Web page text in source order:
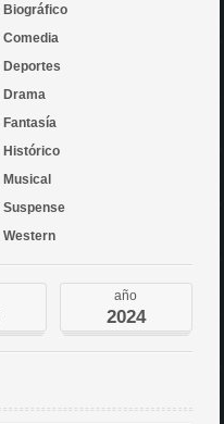
Biográfico
Comedia
Deportes
Drama
Fantasía
Histórico
Musical
Suspense
Western
año
2024